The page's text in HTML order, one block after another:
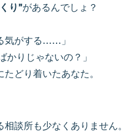
り”があるんでしょ？
気がする……」
かりじゃないの？」
どり着いたあなた。
談所も少なくありません。